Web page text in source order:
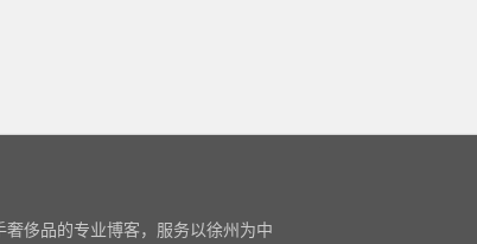
侈品的专业博客，服务以徐州为中